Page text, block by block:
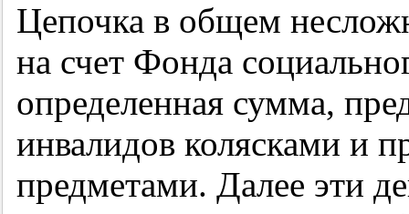
Цепочка в общем
на счет Фонда
определенная сумма,
инвалидов колясками и
предметами. Далее эти